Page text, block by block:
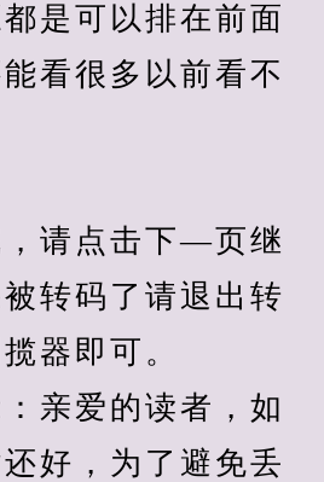
是可以排在前面
看很多以前看不
请点击下—页继
转码了请退出转
器即可。
爱的读者，如
好，为了避免丢